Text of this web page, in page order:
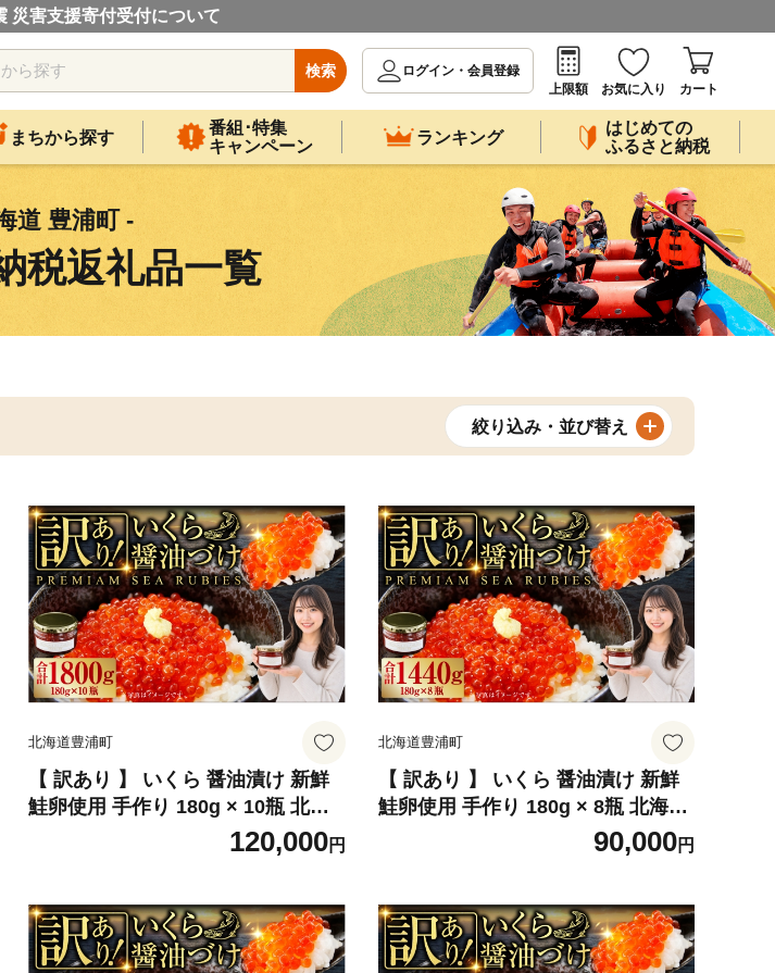
災害支援寄付受付について
検索
ログイン・会員登録
上限額
お気に入り カート
まちから探す
番組･特集
キャンペーン
ランキング
はじめての
ふるさと納税
道 豊浦町 -
税返礼品一覧
絞り込み・並び替え
北海道豊浦町
【 訳あり 】 いくら 醤油漬け 新鮮
鮭卵使用 手作り 180g × 10瓶 北海
道 豊浦 噴火湾 優しい醤油とみりん
の味 イクラ イクラ醤油漬 醤油 漬け
北海道産 食品添加物不使用 冷凍 お
かず 数量限定
120,000円
北海道豊浦町
【 訳あり 】 いくら 醤油漬け 新鮮
鮭卵使用 手作り 180g × 8瓶 北海道
豊浦 噴火湾 優しい醤油とみりんの
味 イクラ イクラ醤油漬 醤油 漬け
北海道産 食品添加物不使用 冷凍 お
かず 数量限定
90,000円